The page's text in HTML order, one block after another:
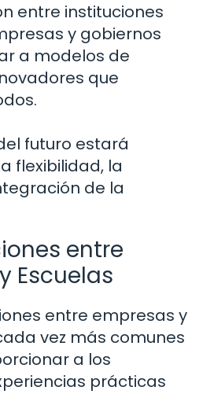
entre instituciones
y gobiernos
a modelos de
que
futuro estará
flexibilidad, la
de la
entre
Escuelas
entre empresas y
vez más comunes
a los
prácticas